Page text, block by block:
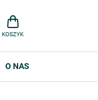
KOSZYK
O NAS